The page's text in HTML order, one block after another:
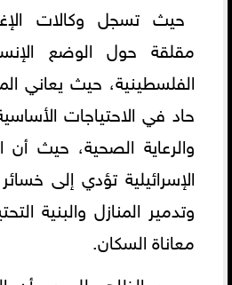
حيث تسجل وكالات
مقلقة حول الوضع
الفلسطينية، حيث يعاني
حاد في الاحتياجات
والرعاية الصحية، حيث أن
الإسرائيلية تؤدي إلى
وتدمير المنازل والبنية
معاناة السكان.